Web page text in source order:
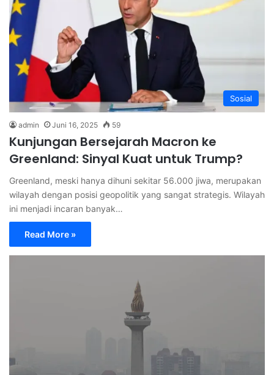
Sosial
admin Juni 16, 2025 59
Kunjungan Bersejarah Macron ke
Greenland: Sinyal Kuat untuk Trump?
Greenland, meski hanya dihuni sekitar 56.000 jiwa, merupakan
wilayah dengan posisi geopolitik yang sangat strategis. Wilayah
ini menjadi incaran banyak…
Read More »